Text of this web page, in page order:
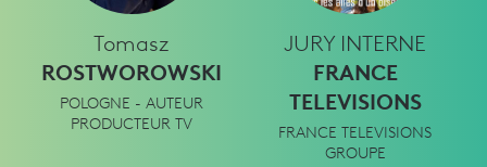
Tomasz
ROSTWOROWSKI
POLOGNE - AUTEUR
PRODUCTEUR TV
JURY INTERNE
FRANCE
TELEVISIONS
FRANCE TELEVISIONS
GROUPE